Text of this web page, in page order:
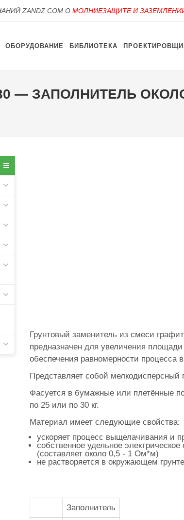
ZANDZ.COM О МОЛНИЕЗАЩИТЕ И
ОБОРУДОВАНИЕ БИБЛИОТЕКА
— ЗАПОЛНИТЕЛЬ
Грунтовый заменитель из смеси
предназначен для увеличения площади
обеспечения равномерности процесса
Представляет собой мелкодисперсный
Фасуется в бумажные или плетённые
по 25 или по 30 кг.
Материал имеет следующие свойства:
ускоряет процесс выщелачивания и
собственное удельное
(составляет около 0,5 - 1 Ом*м)
не растворяется в окружающем грунте
Заполнитель